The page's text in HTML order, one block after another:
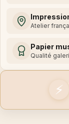
Atelier
Papier
Qualité
⚡